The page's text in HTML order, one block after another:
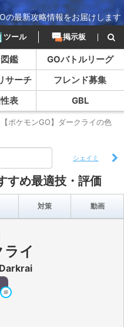
の最新攻略情報をお届けします
ツール 掲示板
鑑
GOバトルリーグ
サーチ
フレンド募集
表 GBL
【ポケモンGO】ダークライの色
シェイミ
すめ最適技・評価
対策 動画
ライ